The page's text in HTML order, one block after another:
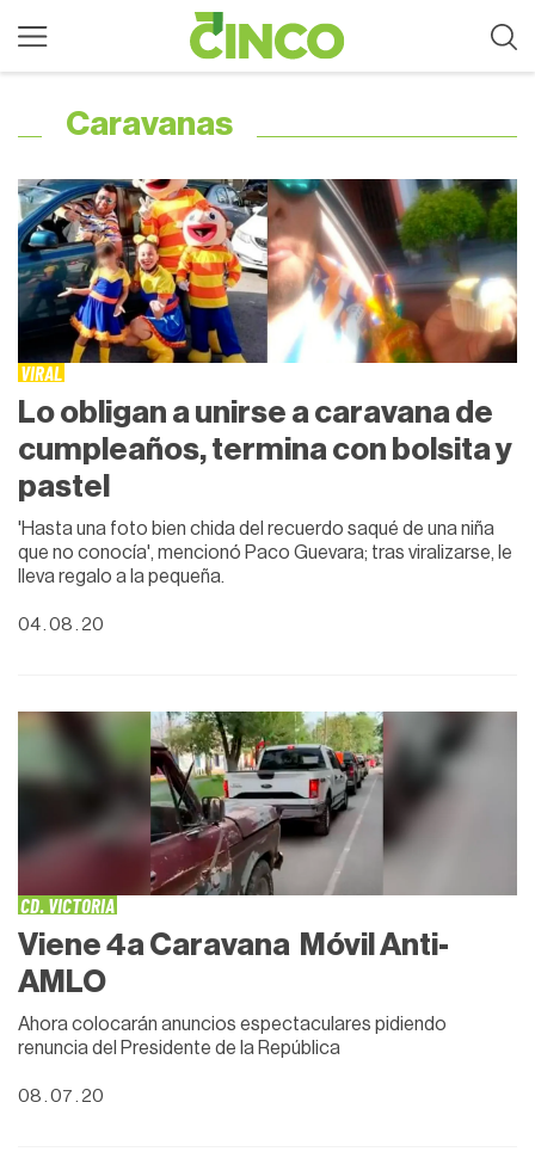
Caravanas
VIRAL
Lo obligan a unirse a caravana de
cumpleaños, termina con bolsita y
pastel
'Hasta una foto bien chida del recuerdo saqué de una niña
que no conocía', mencionó Paco Guevara; tras viralizarse, le
lleva regalo a la pequeña.
04 . 08 . 20
CD. VICTORIA
Viene 4a Caravana Móvil Anti-
AMLO
Ahora colocarán anuncios espectaculares pidiendo
renuncia del Presidente de la República
08 . 07 . 20